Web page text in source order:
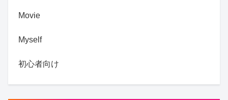
Movie
Myself
初心者向け